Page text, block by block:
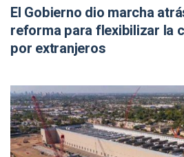
El Gobierno dio marcha
reforma para flexibilizar la
por extranjeros